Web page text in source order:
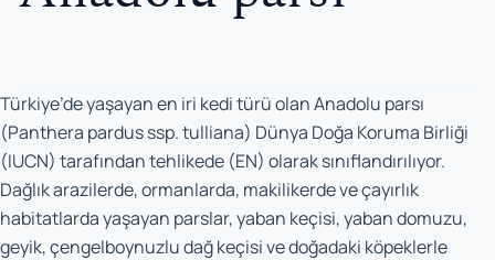
Türkiye’de yaşayan en iri kedi türü olan Anadolu parsı
(Panthera pardus ssp. tulliana) Dünya Doğa Koruma Birliği
(IUCN) tarafından tehlikede (EN) olarak sınıflandırılıyor.
Dağlık arazilerde, ormanlarda, makilikerde ve çayırlık
habitatlarda yaşayan parslar, yaban keçisi, yaban domuzu,
geyik, çengelboynuzlu dağ keçisi ve doğadaki köpeklerle